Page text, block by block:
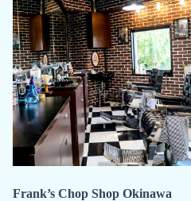
Frank’s Chop Shop Okinawa